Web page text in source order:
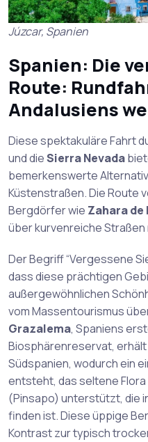
Júzcar, Spanien
Spanien: Die
Route:
Andalusiens
Diese spektakuläre Fahrt
und dieSierra Nevada
bemerkenswerte
Küstenstraßen. Die Route
Bergdörfer wie Zahara de
über kurvenreiche Straßen
Der Begriff “Vergessene
dass diese prächtigen
außergewöhnlichen
vom Massentourismus
Grazalema, Spaniens
Biosphärenreservat,
Südspanien, wodurch ein
entsteht, das seltene
(Pinsapo) unterstützt, die
finden ist. Diese üppige
Kontrast zur typisch